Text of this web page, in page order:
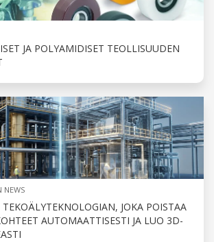
JA POLYAMIDISET TEOLLISUUDEN
NEWS
JOKA POISTAA
AUTOMAATTISESTI JA LUO 3D-